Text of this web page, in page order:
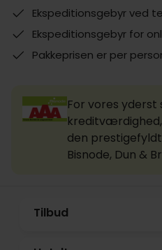
Ekspeditionsgebyr ved
Ekspeditionsgebyr for
Pakkeprisen er per
For vores yderst
den
Bisnode, Dun &
Tilbud